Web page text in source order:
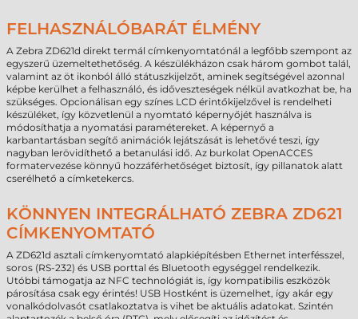
FELHASZNÁLÓBARÁT ÉLMÉNY
A Zebra ZD621d direkt termál címkenyomtatónál a legfőbb szempont az
egyszerű üzemeltethetőség. A készülékházon csak három gombot talál,
valamint az öt ikonból álló státuszkijelzőt, aminek segítségével azonnal
képbe kerülhet a felhasználó, és időveszteségek nélkül avatkozhat be, ha
szükséges. Opcionálisan egy színes LCD érintőkijelzővel is rendelheti
készüléket, így közvetlenül a nyomtató képernyőjét használva is
módosíthatja a nyomatási paramétereket. A képernyő a
karbantartásban segítő animációk lejátszását is lehetővé teszi, így
nagyban lerövidíthető a betanulási idő. Az burkolat OpenACCES
formatervezése könnyű hozzáférhetőséget biztosít, így pillanatok alatt
cserélhető a címketekercs.
KÖNNYEN INTEGRÁLHATÓ ZEBRA ZD621
CÍMKENYOMTATÓ
A ZD621d asztali címkenyomtató alapkiépítésben Ethernet interfésszel,
soros (RS-232) és USB porttal és Bluetooth egységgel rendelkezik.
Utóbbi támogatja az NFC technológiát is, így kompatibilis eszközök
párosítása csak egy érintés! USB Hostként is üzemelhet, így akár egy
vonalkódolvasót csatlakoztatva is vihet be aktuális adatokat. Szintén